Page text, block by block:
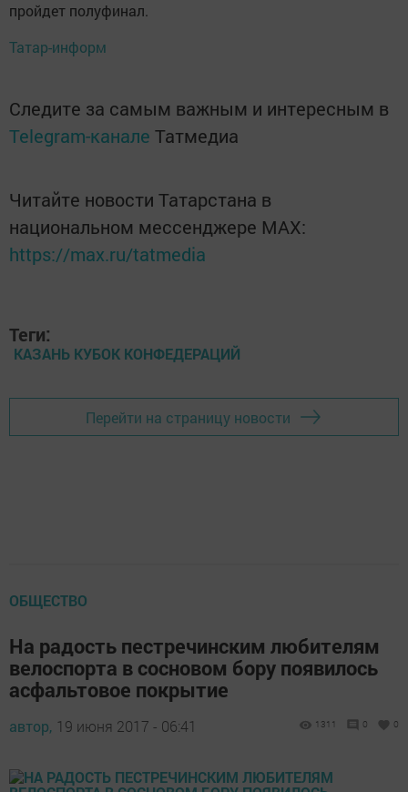
пройдет полуфинал.
Татар-информ
Следите за самым важным и интересным в
Telegram-канале Татмедиа
Читайте новости Татарстана в
национальном мессенджере MАХ:
https://max.ru/tatmedia
Теги:
КАЗАНЬ КУБОК КОНФЕДЕРАЦИЙ
Перейти на страницу новости
ОБЩЕСТВО
На радость пестречинским любителям
велоспорта в сосновом бору появилось
асфальтовое покрытие
автор, 19 июня 2017 - 06:41 1311 0 0